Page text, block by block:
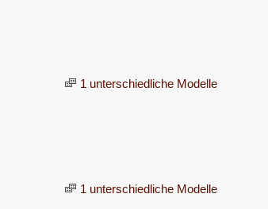
1 unterschiedliche Modelle
1 unterschiedliche Modelle